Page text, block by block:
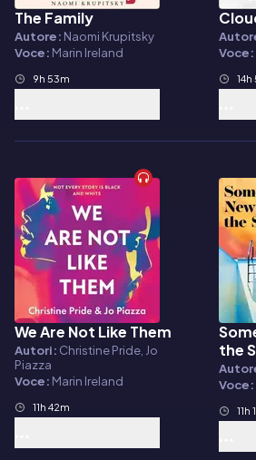
Audiolibro
The Family
Autore: Naomi Krupitsky
Voce: Marin Ireland
9h 53m
Voce:
14h
Audiolibro
We Are Not Like Them
Autori: Christine Pride, Jo
Piazza
Voce: Marin Ireland
11h 42m
the
Voce:
11h